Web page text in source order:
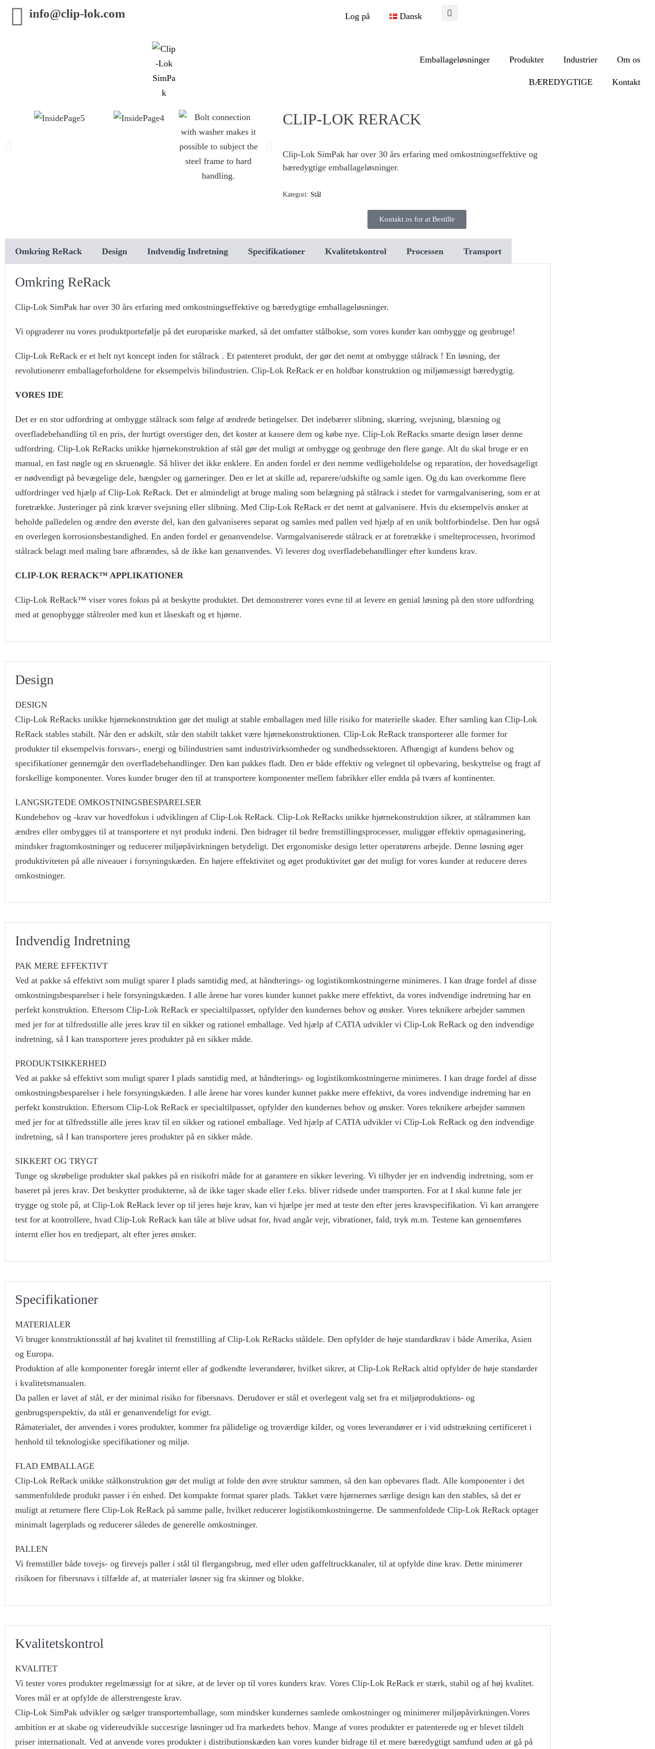
info@clip-lok.com Log på Dansk
Emballageløsninger Produkter Industrier Om os
BÆREDYGTIGE Kontakt
CLIP-LOK RERACK
Clip-Lok SimPak har over 30 års erfaring med omkostningseffektive og
bæredygtige emballageløsninger.
Kategori: Stål
Kontakt os for at Bestille
Omkring ReRack Design Indvendig Indretning Specifikationer Kvalitetskontrol Processen Transport
Omkring ReRack
Clip-Lok SimPak har over 30 års erfaring med omkostningseffektive og bæredygtige emballageløsninger.
Vi opgraderer nu vores produktportefølje på det europæiske marked, så det omfatter stålbokse, som vores kunder kan ombygge og genbruge!
Clip-Lok ReRack er et helt nyt koncept inden for stålrack . Et patenteret produkt, der gør det nemt at ombygge stålrack ! En løsning, der
revolutionerer emballageforholdene for eksempelvis bilindustrien. Clip-Lok ReRack er en holdbar konstruktion og miljømæssigt bæredygtig.
VORES IDE
Det er en stor udfordring at ombygge stålrack som følge af ændrede betingelser. Det indebærer slibning, skæring, svejsning, blæsning og
overfladebehandling til en pris, der hurtigt overstiger den, det koster at kassere dem og købe nye. Clip-Lok ReRacks smarte design løser denne
udfordring. Clip-Lok ReRacks unikke hjørnekonstruktion af stål gør det muligt at ombygge og genbruge den flere gange. Alt du skal bruge er en
manual, en fast nøgle og en skruenøgle. Så bliver det ikke enklere. En anden fordel er den nemme vedligeholdelse og reparation, der hovedsageligt
er nødvendigt på bevægelige dele, hængsler og garneringer. Den er let at skille ad, reparere/udskifte og samle igen. Og du kan overkomme flere
udfordringer ved hjælp af Clip-Lok ReRack. Det er almindeligt at bruge maling som belægning på stålrack i stedet for varmgalvanisering, som er at
foretrække. Justeringer på zink kræver svejsning eller slibning. Med Clip-Lok ReRack er det nemt at galvanisere. Hvis du eksempelvis ønsker at
beholde palledelen og ændre den øverste del, kan den galvaniseres separat og samles med pallen ved hjælp af en unik boltforbindelse. Den har også
en overlegen korrosionsbestandighed. En anden fordel er genanvendelse. Varmgalvaniserede stålrack er at foretrække i smelteprocessen, hvorimod
stålrack belagt med maling bare afbrændes, så de ikke kan genanvendes. Vi leverer dog overfladebehandlinger efter kundens krav.
CLIP-LOK RERACK™ APPLIKATIONER
Clip-Lok ReRack™ viser vores fokus på at beskytte produktet. Det demonstrerer vores evne til at levere en genial løsning på den store udfordring
med at genopbygge stålreoler med kun et låseskaft og et hjørne.
Design
DESIGN
Clip-Lok ReRacks unikke hjørnekonstruktion gør det muligt at stable emballagen med lille risiko for materielle skader. Efter samling kan Clip-Lok
ReRack stables stabilt. Når den er adskilt, står den stabilt takket være hjørnekonstruktionen. Clip-Lok ReRack transporterer alle former for
produkter til eksempelvis forsvars-, energi og bilindustrien samt industrivirksomheder og sundhedssektoren. Afhængigt af kundens behov og
specifikationer gennemgår den overfladebehandlinger. Den kan pakkes fladt. Den er både effektiv og velegnet til opbevaring, beskyttelse og fragt af
forskellige komponenter. Vores kunder bruger den til at transportere komponenter mellem fabrikker eller endda på tværs af kontinenter.
LANGSIGTEDE OMKOSTNINGSBESPARELSER
Kundebehov og -krav var hovedfokus i udviklingen af Clip-Lok ReRack. Clip-Lok ReRacks unikke hjørnekonstruktion sikrer, at stålrammen kan
ændres eller ombygges til at transportere et nyt produkt indeni. Den bidrager til bedre fremstillingsprocesser, muliggør effektiv opmagasinering,
mindsker fragtomkostninger og reducerer miljøpåvirkningen betydeligt. Det ergonomiske design letter operatørens arbejde. Denne løsning øger
produktiviteten på alle niveauer i forsyningskæden. En højere effektivitet og øget produktivitet gør det muligt for vores kunder at reducere deres
omkostninger.
Indvendig Indretning
PAK MERE EFFEKTIVT
Ved at pakke så effektivt som muligt sparer I plads samtidig med, at håndterings- og logistikomkostningerne minimeres. I kan drage fordel af disse
omkostningsbesparelser i hele forsyningskæden. I alle årene har vores kunder kunnet pakke mere effektivt, da vores indvendige indretning har en
perfekt konstruktion. Eftersom Clip-Lok ReRack er specialtilpasset, opfylder den kundernes behov og ønsker. Vores teknikere arbejder sammen
med jer for at tilfredsstille alle jeres krav til en sikker og rationel emballage. Ved hjælp af CATIA udvikler vi Clip-Lok ReRack og den indvendige
indretning, så I kan transportere jeres produkter på en sikker måde.
PRODUKTSIKKERHED
Ved at pakke så effektivt som muligt sparer I plads samtidig med, at håndterings- og logistikomkostningerne minimeres. I kan drage fordel af disse
omkostningsbesparelser i hele forsyningskæden. I alle årene har vores kunder kunnet pakke mere effektivt, da vores indvendige indretning har en
perfekt konstruktion. Eftersom Clip-Lok ReRack er specialtilpasset, opfylder den kundernes behov og ønsker. Vores teknikere arbejder sammen
med jer for at tilfredsstille alle jeres krav til en sikker og rationel emballage. Ved hjælp af CATIA udvikler vi Clip-Lok ReRack og den indvendige
indretning, så I kan transportere jeres produkter på en sikker måde.
SIKKERT OG TRYGT
Tunge og skrøbelige produkter skal pakkes på en risikofri måde for at garantere en sikker levering. Vi tilbyder jer en indvendig indretning, som er
baseret på jeres krav. Det beskytter produkterne, så de ikke tager skade eller f.eks. bliver ridsede under transporten. For at I skal kunne føle jer
trygge og stole på, at Clip-Lok ReRack lever op til jeres høje krav, kan vi hjælpe jer med at teste den efter jeres kravspecifikation. Vi kan arrangere
test for at kontrollere, hvad Clip-Lok ReRack kan tåle at blive udsat for, hvad angår vejr, vibrationer, fald, tryk m.m. Testene kan gennemføres
internt eller hos en tredjepart, alt efter jeres ønsker.
Specifikationer
MATERIALER
Vi bruger konstruktionsstål af høj kvalitet til fremstilling af Clip-Lok ReRacks ståldele. Den opfylder de høje standardkrav i både Amerika, Asien
og Europa.
Produktion af alle komponenter foregår internt eller af godkendte leverandører, hvilket sikrer, at Clip-Lok ReRack altid opfylder de høje standarder
i kvalitetsmanualen.
Da pallen er lavet af stål, er der minimal risiko for fibersnavs. Derudover er stål et overlegent valg set fra et miljøproduktions- og
genbrugsperspektiv, da stål er genanvendeligt for evigt.
Råmaterialet, der anvendes i vores produkter, kommer fra pålidelige og troværdige kilder, og vores leverandører er i vid udstrækning certificeret i
henhold til teknologiske specifikationer og miljø.
FLAD EMBALLAGE
Clip-Lok ReRack unikke stålkonstruktion gør det muligt at folde den øvre struktur sammen, så den kan opbevares fladt. Alle komponenter i det
sammenfoldede produkt passer i én enhed. Det kompakte format sparer plads. Takket være hjørnernes særlige design kan den stables, så det er
muligt at returnere flere Clip-Lok ReRack på samme palle, hvilket reducerer logistikomkostningerne. De sammenfoldede Clip-Lok ReRack optager
minimalt lagerplads og reducerer således de generelle omkostninger.
PALLEN
Vi fremstiller både tovejs- og firevejs paller i stål til flergangsbrug, med eller uden gaffeltruckkanaler, til at opfylde dine krav. Dette minimerer
risikoen for fibersnavs i tilfælde af, at materialer løsner sig fra skinner og blokke.
Kvalitetskontrol
KVALITET
Vi tester vores produkter regelmæssigt for at sikre, at de lever op til vores kunders krav. Vores Clip-Lok ReRack er stærk, stabil og af høj kvalitet.
Vores mål er at opfylde de allerstrengeste krav.
Clip-Lok SimPak udvikler og sælger transportemballage, som mindsker kundernes samlede omkostninger og minimerer miljøpåvirkningen.Vores
ambition er at skabe og videreudvikle succesrige løsninger ud fra markedets behov. Mange af vores produkter er patenterede og er blevet tildelt
priser internationalt. Ved at anvende vores produkter i distributionskæden kan vores kunder bidrage til et mere bæredygtigt samfund uden at gå på